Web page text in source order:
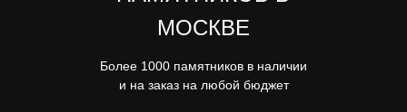
МОСКВЕ
Более 1000 памятников в наличии
и на заказ на любой бюджет